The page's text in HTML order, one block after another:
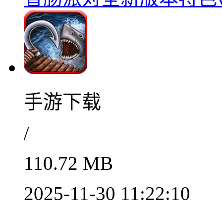
手游下载
/
110.72 MB
2025-11-30 11:22:10